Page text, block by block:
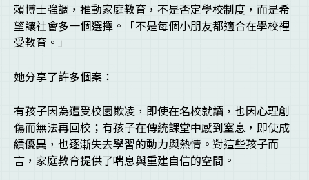
賴博士強調，推動家庭教育，不是否定學校制度，而是希
望讓社會多一個選擇。「不是每個小朋友都適合在學校裡
受教育。」
她分享了許多個案：
有孩子因為遭受校園欺凌，即使在名校就讀，也因心理創
傷而無法再回校；有孩子在傳統課堂中感到窒息，即使成
績優異，也逐漸失去學習的動力與熱情。對這些孩子而
言，家庭教育提供了喘息與重建自信的空間。